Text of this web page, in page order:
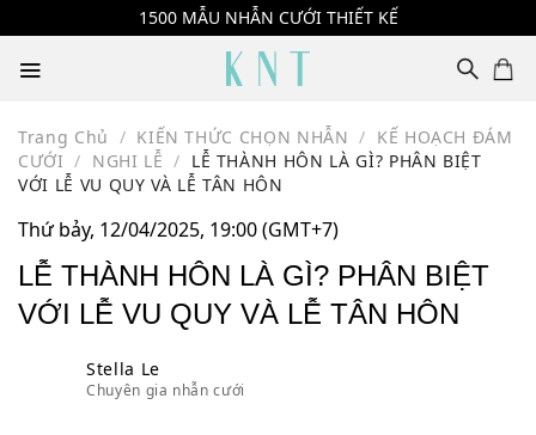
to
content
1500 MẪU NHẪN CƯỚI THIẾT KẾ
Trang Chủ / KIẾN THỨC CHỌN NHẪN / KẾ HOẠCH ĐÁM
CƯỚI / NGHI LỄ / LỄ THÀNH HÔN LÀ GÌ? PHÂN BIỆT
VỚI LỄ VU QUY VÀ LỄ TÂN HÔN
Thứ bảy, 12/04/2025, 19:00 (GMT+7)
LỄ THÀNH HÔN LÀ GÌ? PHÂN BIỆT
VỚI LỄ VU QUY VÀ LỄ TÂN HÔN
Stella Le
Chuyên gia nhẫn cưới